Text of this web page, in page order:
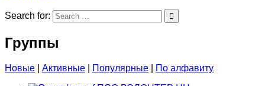
Search for:
Группы
Новые Активные Популярные По алфавиту